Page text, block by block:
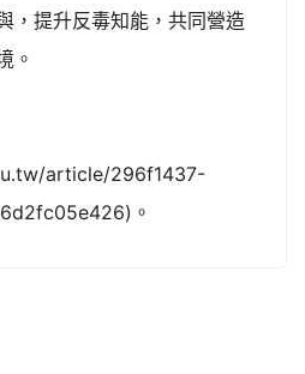
，提升反毒知能，共同營造
。
article/296f1437-
。